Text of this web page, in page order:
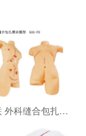
益联 外科缝合包扎展示模型 KAS-FH